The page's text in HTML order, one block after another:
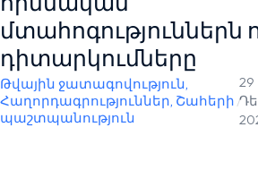
մտահոգություններն
դիտարկումները
Թվային ջատագովություն,
Հաղորդագրություններ, Շահերի
պաշտպանություն
/
29